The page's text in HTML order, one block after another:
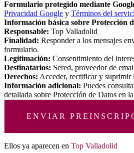
Formulario protegido mediante
Privacidad Google y Términos del
Información básica sobre Protección
Responsable: Top Valladolid
Finalidad: Responder a los mensajes
formulario.
Legitimación: Consentimiento del
Destinatarios: Sered, proveedor de
Derechos: Acceder, rectificar y suprimir
Información adicional: Puedes
detallada sobre Protección de Datos en la
ENVIAR
Ellos ya aparecen en Top Valladolid